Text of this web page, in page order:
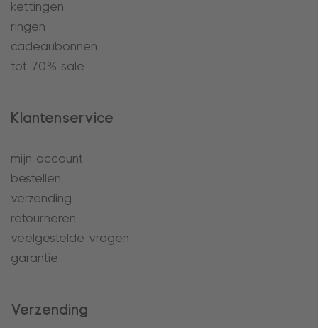
kettingen
ringen
cadeaubonnen
tot 70% sale
Klantenservice
mijn account
bestellen
verzending
retourneren
veelgestelde vragen
garantie
Verzending